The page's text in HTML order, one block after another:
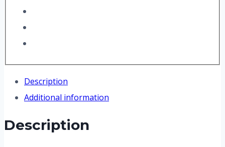
Description
Additional information
Description